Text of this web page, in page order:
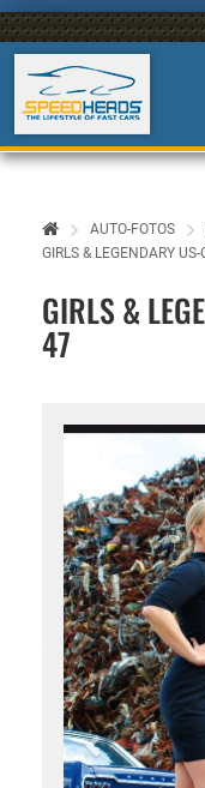
AUTO-FOTOS
GIRLS & LEGENDARY
GIRLS &
47